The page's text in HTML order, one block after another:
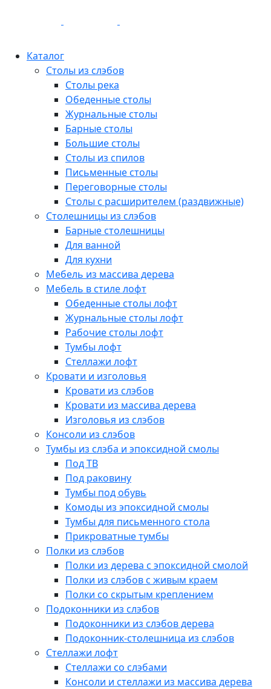
Каталог
Столы из слэбов
Столы река
Обеденные столы
Журнальные столы
Барные столы
Большие столы
Столы из спилов
Письменные столы
Переговорные столы
Столы с расширителем (раздвижные)
Столешницы из слэбов
Барные столешницы
Для ванной
Для кухни
Мебель из массива дерева
Мебель в стиле лофт
Обеденные столы лофт
Журнальные столы лофт
Рабочие столы лофт
Тумбы лофт
Стеллажи лофт
Кровати и изголовья
Кровати из слэбов
Кровати из массива дерева
Изголовья из слэбов
Консоли из слэбов
Тумбы из слэба и эпоксидной смолы
Под ТВ
Под раковину
Тумбы под обувь
Комоды из эпоксидной смолы
Тумбы для письменного стола
Прикроватные тумбы
Полки из слэбов
Полки из дерева с эпоксидной смолой
Полки из слэбов с живым краем
Полки со скрытым креплением
Подоконники из слэбов
Подоконники из слэбов дерева
Подоконник-столешница из слэбов
Стеллажи лофт
Стеллажи со слэбами
Консоли и стеллажи из массива дерева